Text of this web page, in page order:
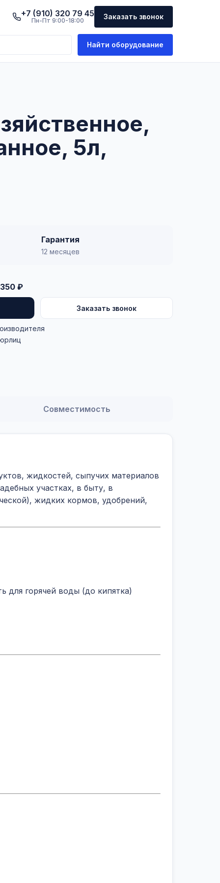
+7 (910) 320 79 45
Пн-Пт 9:00-18:00 Заказать звонок
Найти оборудование
5л,
Гарантия
12 месяцев
350 ₽
Заказать звонок
Совместимость
жидкостей, сыпучих материалов
участках, в быту, в
жидких кормов, удобрений,
для горячей воды (до кипятка)